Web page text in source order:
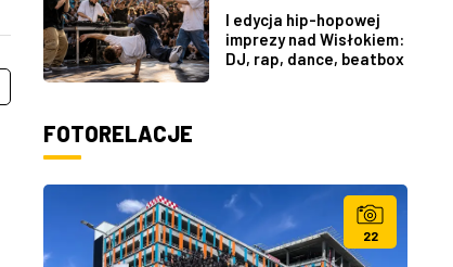
I edycja hip-hopowej
imprezy nad Wisłokiem:
DJ, rap, dance, beatbox
FOTORELACJE
22